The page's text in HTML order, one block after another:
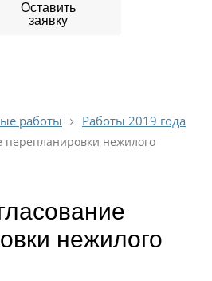
Оставить
заявку
работы Работы 2019 года
перепланировки нежилого
нежилого